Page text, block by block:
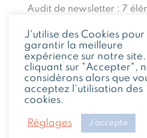
Audit de newsletter : 7
Séquence d’e-mails de
7 exemples de mails de
Comment monétiser une
Recent Comments
Aucun commentaire à
J'utilise des Cookies pour
garantir la meilleure
expérience sur notre site.
cliquant sur "Accepter",
considèrons alors que
acceptez l'utilisation des
cookies.
Réglages J'accepte